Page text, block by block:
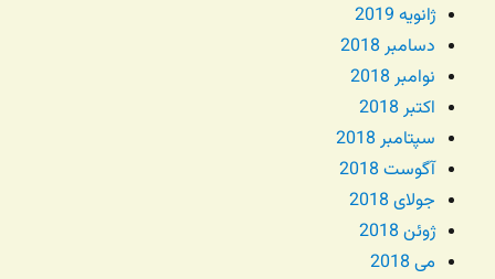
ژانویه 2019
دسامبر 2018
نوامبر 2018
اکتبر 2018
سپتامبر 2018
آگوست 2018
جولای 2018
ژوئن 2018
می 2018